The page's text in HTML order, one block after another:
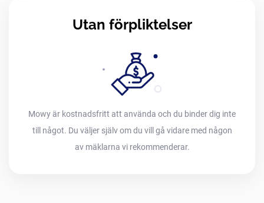
Utan förpliktelser
Mowy är kostnadsfritt att använda och du binder dig inte
till något. Du väljer själv om du vill gå vidare med någon
av mäklarna vi rekommenderar.